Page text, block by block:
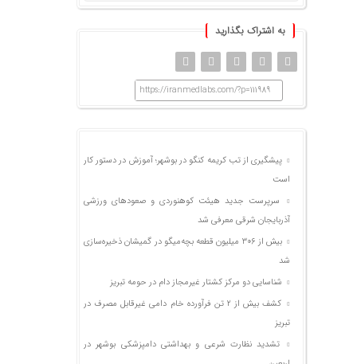
به اشتراک بگذارید
https://iranmedlabs.com/?p=111989
پیشگیری از تب کریمه کنگو در بوشهر؛ آموزش در دستور کار
است
سرپرست جدید هیئت کوهنوردی و صعودهای ورزشی
آذربایجان شرقی معرفی شد
بیش از ۳۰۶ میلیون قطعه بچه‌میگو در گمیشان ذخیره‌سازی
شد
شناسایی دو مرکز کشتار غیرمجاز دام در حومه تبریز
کشف بیش از ۲ تن فرآورده خام دامی غیرقابل مصرف در
تبریز
تشدید نظارت شرعی و بهداشتی دامپزشکی بوشهر در